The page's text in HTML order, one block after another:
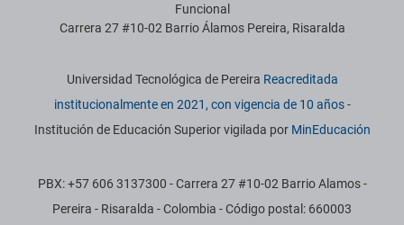
Funcional
Carrera 27 #10-02 Barrio Álamos Pereira, Risaralda
Información institucional
Universidad Tecnológica de Pereira Reacreditada
institucionalmente en 2021, con vigencia de 10 años-
Institución de Educación Superior vigilada por MinEducación
PBX: +57 606 3137300 - Carrera 27 #10-02 Barrio Alamos -
Pereira - Risaralda - Colombia - Código postal: 660003